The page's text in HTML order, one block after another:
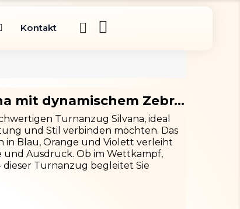
Kontakt
Turnanzug Silvana mit dynamischem Zebra-Design
Turnanzug Silvana, ideal
und Stil verbinden möchten. Das
in Blau, Orange und Violett verleiht
Ausdruck. Ob im Wettkampf,
dieser Turnanzug begleitet Sie